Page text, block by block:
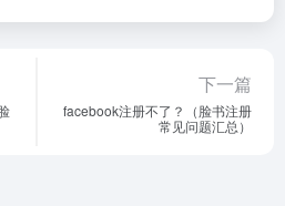
下一篇
facebook注册不了？（脸书注册
常见问题汇总）